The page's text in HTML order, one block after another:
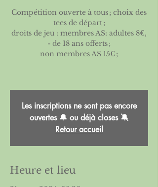
Compétition ouverte à tous ; choix des
tees de départ ;
droits de jeu : membres AS: adultes 8€,
- de 18 ans offerts ;
non membres AS 15€ ;
Les inscriptions ne sont pas encore
ouvertes 🔔 ou déjà closes 🔕
Retour accueil
Heure et lieu